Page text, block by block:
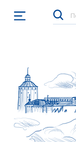
Открыть меню